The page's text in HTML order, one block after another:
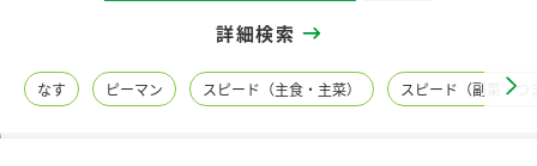
レシピ名特集
詳細検索
なす ピーマン スピード（主食・主菜） スピード（副菜・つ